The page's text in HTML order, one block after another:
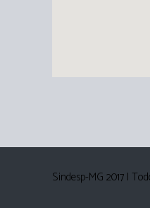
Sindesp-MG 2017 |